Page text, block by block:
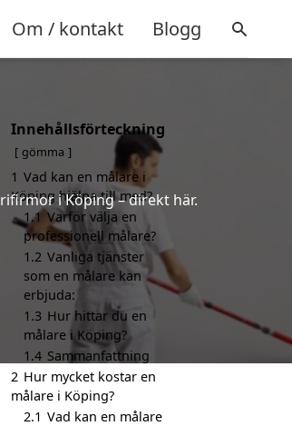
Om / kontakt Blogg
i Köping – direkt här.
Innehållsförteckning
gömma
1 Vad kan en målare i
Köping hjälpa till med?
1.1 Varför välja en
professionell målare?
1.2 Vanliga tjänster
som en målare kan
erbjuda:
1.3 Hur hittar du en
målare i Köping?
1.4 Sammanfattning
2 Hur mycket kostar en
målare i Köping?
2.1 Vad kan en målare